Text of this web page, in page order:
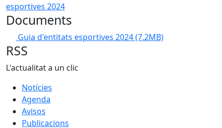
esportives 2024
Documents
Guia d'entitats esportives 2024(7.2MB)
RSS
L'actualitat a un clic
Notícies
Agenda
Avisos
Publicacions